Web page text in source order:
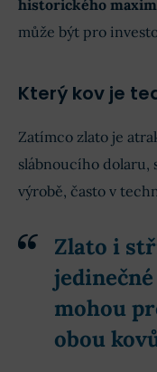
historického
může být pro
Který kov je
Zatímco zlato je
slábnoucího dolaru,
výrobě, často v
Zlato i
mohou
obou